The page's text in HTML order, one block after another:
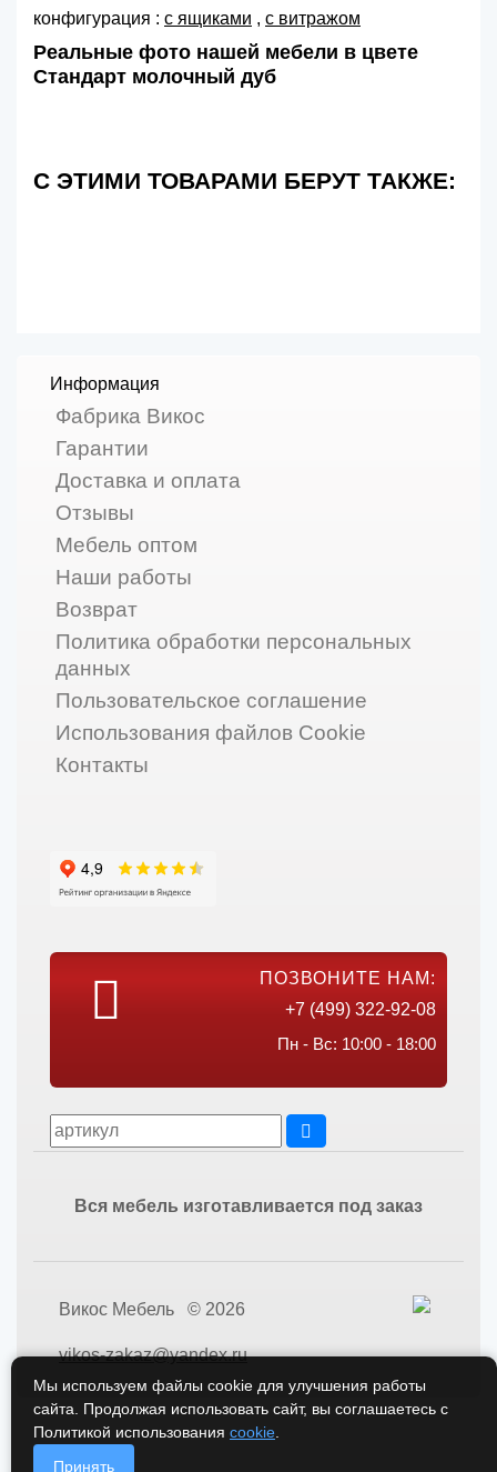
конфигурация : с ящиками , с витражом
Реальные фото нашей мебели в цвете
Стандарт молочный дуб
С ЭТИМИ ТОВАРАМИ БЕРУТ ТАКЖЕ:
Информация
Фабрика Викос
Гарантии
Доставка и оплата
Отзывы
Мебель оптом
Наши работы
Возврат
Политика обработки персональных
данных
Пользовательское соглашение
Использования файлов Cookie
Контакты
ПОЗВОНИТЕ НАМ:
+7 (499) 322-92-08
Пн - Вс: 10:00 - 18:00
Вся мебель изготавливается под заказ
Викос Мебель © 2026
vikos-zakaz@yandex.ru
Мы используем файлы cookie для улучшения работы
сайта. Продолжая использовать сайт, вы соглашаетесь с
Политикой использования cookie
Принять